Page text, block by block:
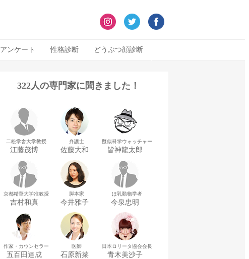
アンケート 性格診断 どうぶつ顔診断
322人の専門家に聞きました！
二松学舎大学教授
江藤茂博
弁護士
佐藤大和
擬似科学ウォッチャー
皆神龍太郎
京都精華大学准教授
吉村和真
脚本家
今井雅子
ほ乳動物学者
今泉忠明
作家・カウンセラー
五百田達成
医師
石原新菜
日本ロリータ協会会長
青木美沙子